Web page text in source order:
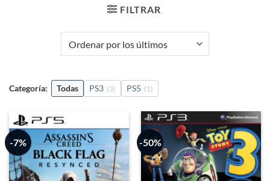
FILTRAR
Categoría: Todas PS3 (3) PS5 (1)
-7% -50%